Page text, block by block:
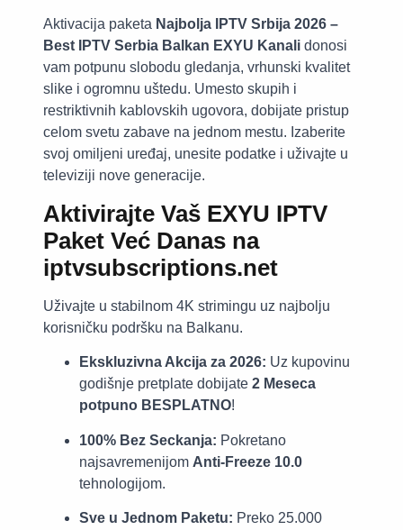
Aktivacija paketa Najbolja IPTV Srbija 2026 –
Best IPTV Serbia Balkan EXYU Kanali donosi
vam potpunu slobodu gledanja, vrhunski kvalitet
slike i ogromnu uštedu. Umesto skupih i
restriktivnih kablovskih ugovora, dobijate pristup
celom svetu zabave na jednom mestu. Izaberite
svoj omiljeni uređaj, unesite podatke i uživajte u
televiziji nove generacije.
Aktivirajte Vaš EXYU IPTV
Paket Već Danas na
iptvsubscriptions.net
Uživajte u stabilnom 4K strimingu uz najbolju
korisničku podršku na Balkanu.
Ekskluzivna Akcija za 2026: Uz kupovinu
godišnje pretplate dobijate 2 Meseca
potpuno BESPLATNO!
100% Bez Seckanja: Pokretano
najsavremenijom Anti-Freeze 10.0
tehnologijom.
Sve u Jednom Paketu: Preko 25.000